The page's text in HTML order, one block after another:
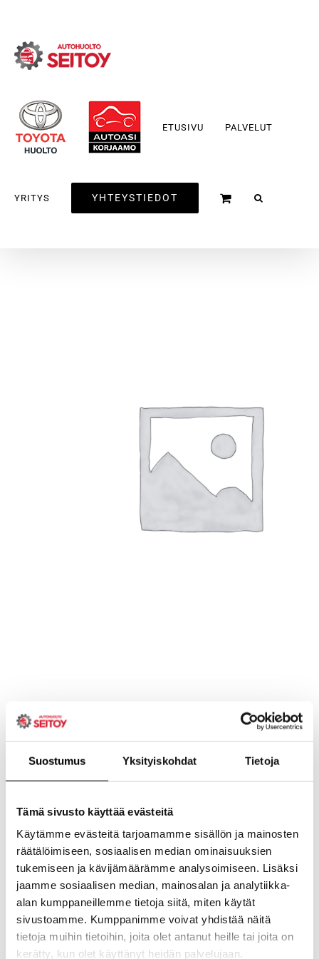
Suostumus Yksityiskohdat Tietoja
Tämä sivusto käyttää evästeitä
Käytämme evästeitä tarjoamamme sisällön ja mainosten
räätälöimiseen, sosiaalisen median ominaisuuksien
tukemiseen ja kävijämäärämme analysoimiseen. Lisäksi
jaamme sosiaalisen median, mainosalan ja analytiikka-
alan kumppaneillemme tietoja siitä, miten käytät
sivustoamme. Kumppanimme voivat yhdistää näitä
tietoja muihin tietoihin, joita olet antanut heille tai joita on
kerätty, kun olet käyttänyt heidän palvelujaan.
content
ETUSIVU PALVELUT
YRITYS YHTEYSTIEDOT